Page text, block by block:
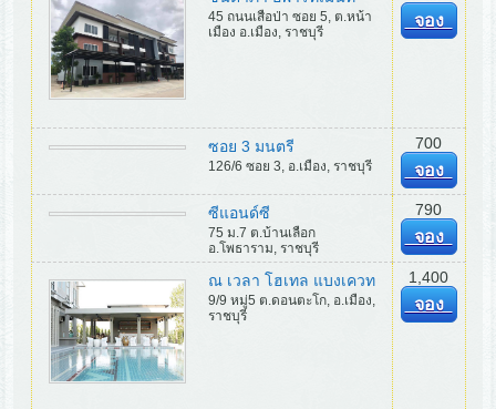
45 ถนนเสือป่า ซอย 5, ต.หน้า
เมือง อ.เมือง, ราชบุรี
จอง
ซอย 3 มนตรี
126/6 ซอย 3, อ.เมือง, ราชบุรี
700
จอง
ซีแอนด์ซี
75 ม.7 ต.บ้านเลือก
อ.โพธาราม, ราชบุรี
790
จอง
ณ เวลา โฮเทล แบงเควท
9/9 หมู่5 ต.ดอนตะโก, อ.เมือง,
ราชบุรี
1,400
จอง